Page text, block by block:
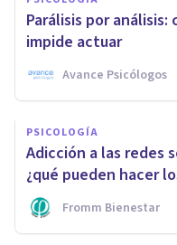
Parálisis por
impide actuar
Avance Psicólogos
PSICOLOGÍA
Adicción a las redes
¿qué pueden hacer
Fromm Bienestar